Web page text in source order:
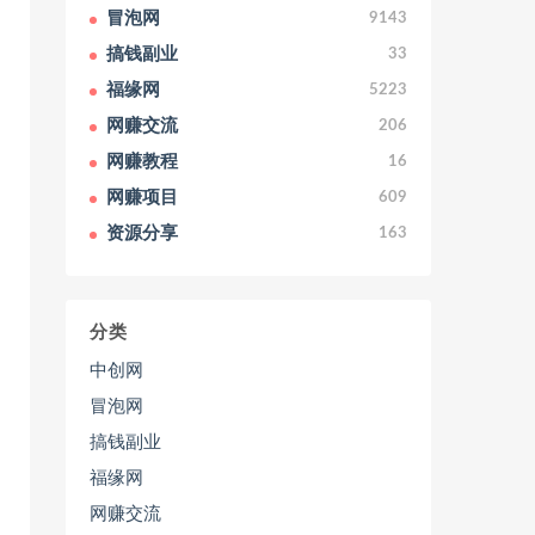
冒泡网 9143
搞钱副业 33
福缘网 5223
网赚交流 206
网赚教程 16
网赚项目 609
资源分享 163
分类
中创网
冒泡网
搞钱副业
福缘网
网赚交流